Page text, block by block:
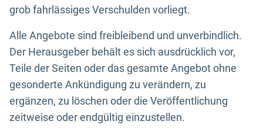
grob fahrlässiges Verschulden vorliegt.
Alle Angebote sind freibleibend und unverbindlich.
Der Herausgeber behält es sich ausdrücklich vor,
Teile der Seiten oder das gesamte Angebot ohne
gesonderte Ankündigung zu verändern, zu
ergänzen, zu löschen oder die Veröffentlichung
zeitweise oder endgültig einzustellen.